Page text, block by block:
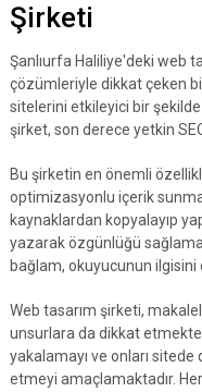
Şirketi
Şanlıurfa Haliliye'deki web
çözümleriyle dikkat çeken
sitelerini etkileyici bir şekilde
şirket, son derece yetkin
Bu şirketin en önemli
optimizasyonlu içerik
kaynaklardan kopyalayıp
yazarak özgünlüğü
bağlam, okuyucunun ilgisini
Web tasarım şirketi,
unsurlara da dikkat
yakalamayı ve onları
etmeyi amaçlamaktadır.